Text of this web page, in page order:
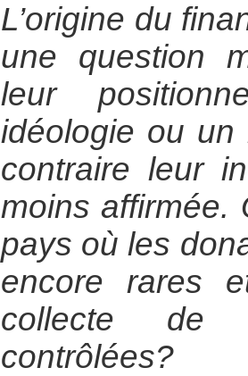
L’origine du
une question
leur
idéologie ou un
contraire leur
moins affirmée.
pays où les
encore rares
collecte de
contrôlées?